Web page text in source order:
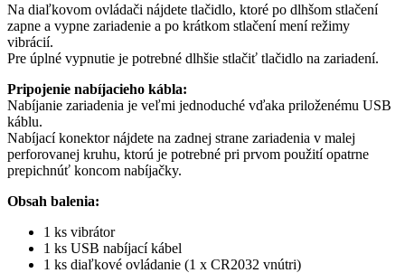
Na diaľkovom ovládači nájdete tlačidlo, ktoré po dlhšom stlačení
zapne a vypne zariadenie a po krátkom stlačení mení režimy
vibrácií.
Pre úplné vypnutie je potrebné dlhšie stlačiť tlačidlo na zariadení.
Pripojenie nabíjacieho kábla:
Nabíjanie zariadenia je veľmi jednoduché vďaka priloženému USB
káblu.
Nabíjací konektor nájdete na zadnej strane zariadenia v malej
perforovanej kruhu, ktorú je potrebné pri prvom použití opatrne
prepichnúť koncom nabíjačky.
Obsah balenia:
1 ks vibrátor
1 ks USB nabíjací kábel
1 ks diaľkové ovládanie (1 x CR2032 vnútri)